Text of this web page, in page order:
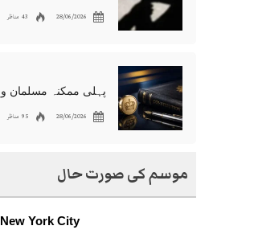
28/06/2026 43 مناظر
28/06/2026 95 مناظر
موسم کی صورت حال
New York City